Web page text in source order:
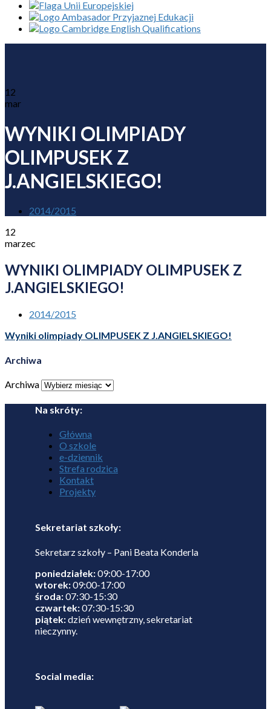
12
mar
WYNIKI OLIMPIADY
OLIMPUSEK Z
J.ANGIELSKIEGO!
2014/2015
12
marzec
WYNIKI OLIMPIADY OLIMPUSEK Z
J.ANGIELSKIEGO!
2014/2015
Wyniki olimpiady OLIMPUSEK Z J.ANGIELSKIEGO!
Archiwa
Archiwa
Na skróty:
Główna
O szkole
e-dziennik
Strefa rodzica
Kontakt
Projekty
Sekretariat szkoły:
Sekretarz szkoły – Pani Beata Konderla
poniedziałek:09:00-17:00
wtorek:09:00-17:00
środa:07:30-15:30
czwartek:07:30-15:30
piątek:dzień wewnętrzny, sekretariat
nieczynny.
Social media: